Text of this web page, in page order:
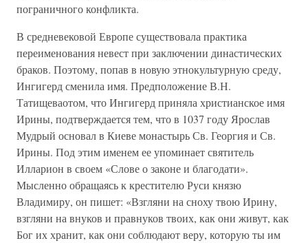
пограничного конфликта.
В средневековой Европе существовала практика
переименования невест при заключении династических
браков. Поэтому, попав в новую этнокультурную среду,
Ингигерд сменила имя. Предположение В.Н.
Татищеваотом, что Ингигерд приняла христианское имя
Ирины, подтверждается тем, что в 1037 году Ярослав
Мудрый основал в Киеве монастырь Св. Георгия и Св.
Ирины. Под этим именем ее упоминает святитель
Илларион в своем «Слове о законе и благодати».
Мысленно обращаясь к крестителю Руси князю
Владимиру, он пишет: «Взгляни на сноху твою Ирину,
взгляни на внуков и правнуков твоих, как они живут, как
Бог их хранит, как они соблюдают веру, которую ты им